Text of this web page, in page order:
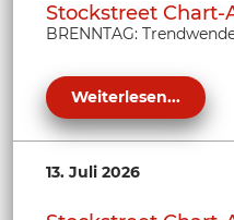
Stockstreet Chart-
BRENNTAG:
Weiterlesen...
13. Juli 2026